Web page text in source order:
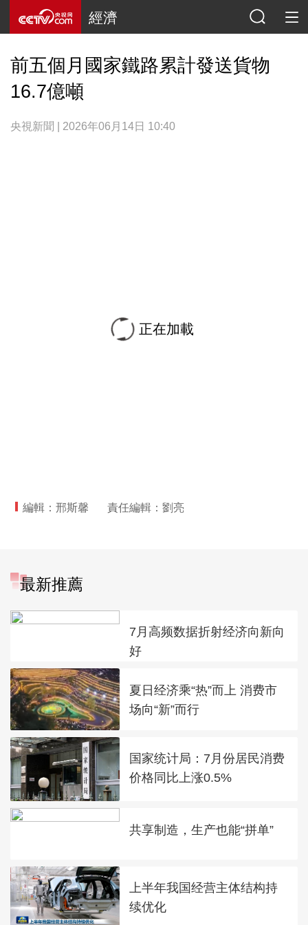
經濟
前五個月國家鐵路累計發送貨物
16.7億噸
央視新聞 | 2026年06月14日 10:40
正在加載
編輯：邢斯馨 責任編輯：劉亮
最新推薦
7月高频数据折射经济向新向
好
夏日经济乘“热”而上 消费市
场向“新”而行
国家统计局：7月份居民消费
价格同比上涨0.5%
共享制造，生产也能“拼单”
上半年我国经营主体结构持
续优化